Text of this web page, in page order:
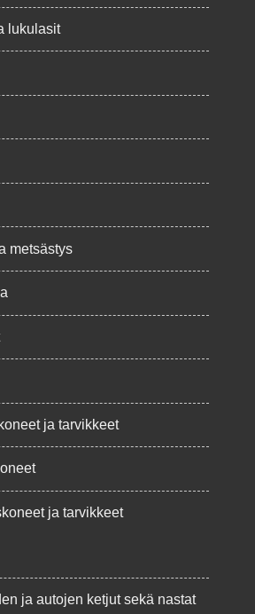
lukulasit
metsästys
ja tarvikkeet
ja tarvikkeet
ja autojen ketjut sekä nastat